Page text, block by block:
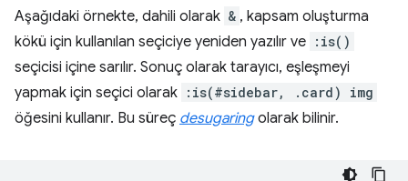
Aşağıdaki örnekte, dahili olarak & , kapsam oluşturma
kökü için kullanılan seçiciye yeniden yazılır ve :is()
seçicisi içine sarılır. Sonuç olarak tarayıcı, eşleşmeyi
yapmak için seçici olarak :is(#sidebar, .card) img
öğesini kullanır. Bu süreç desugaringolarak bilinir.